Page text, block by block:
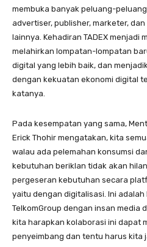
membuka banyak peluang-
advertiser, publisher, marketer,
lainnya. Kehadiran TADEX menjadi
melahirkan lompatan-lompatan
digital yang lebih baik, dan
dengan kekuatan ekonomi digital
katanya.
Pada kesempatan yang sama,
Erick Thohir mengatakan, kita
walau ada pelemahan konsumsi
kebutuhan beriklan tidak akan
pergeseran kebutuhan secara
yaitu dengan digitalisasi. Ini adalah
TelkomGroup dengan insan media
kita harapkan kolaborasi ini dapat
penyeimbang dan tentu harus kita